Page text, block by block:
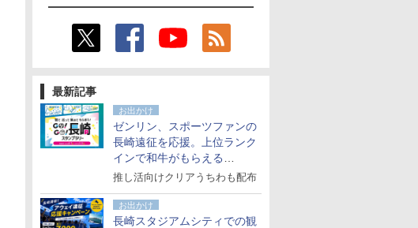
最新記事
お出かけ
ゼンリン、スポーツファンの
長崎遠征を応援。上位ランク
インで和牛がもらえる
「GO！GO！長崎スタンプラ
推し活向けクリアうちわも配布
お出かけ
長崎スタジアムシティでの観